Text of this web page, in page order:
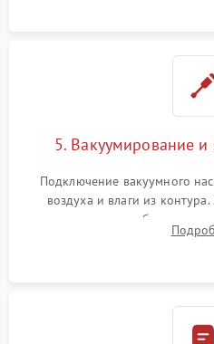
5. Вакуумирование
Подключение вакуумного
воздуха и влаги из
дозированным объемом
электронным весам. Контроль